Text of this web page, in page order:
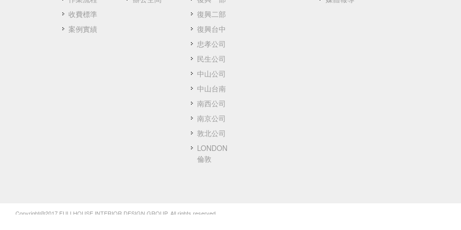
收費標準
案例實績
復興二部
復興台中
忠孝公司
民生公司
中山公司
中山台南
南西公司
南京公司
敦北公司
LONDON
倫敦
Copyright@2017 FULLHOUSE INTERIOR DESIGN GROUP. All rights reserved.